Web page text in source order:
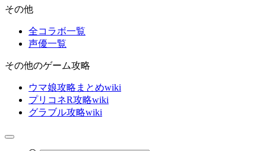
その他
全コラボ一覧
声優一覧
その他のゲーム攻略
ウマ娘攻略まとめwiki
プリコネR攻略wiki
グラブル攻略wiki